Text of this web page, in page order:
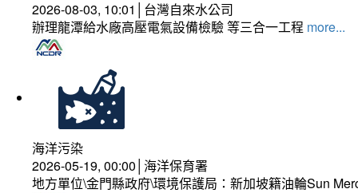
2026-08-03, 10:01│台灣自來水公司
辦理龍潭給水廠高壓電氣設備檢驗 等三合一工程 more...
海洋污染
2026-05-19, 00:00│海洋保育署
地方單位\金門縣政府\環境保護局：新加坡籍油輪Sun